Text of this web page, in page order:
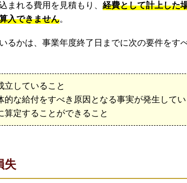
まれる費用を見積もり、 経費として計上した
入できません。
るかは、事業年度終了日までに次の要件をす
立していること
的な給付をすべき原因となる事実が発生してい
算定することができること
失